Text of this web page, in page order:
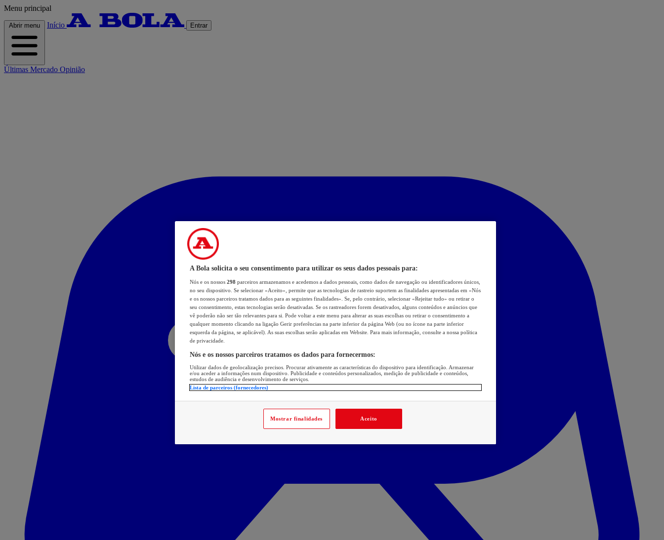
Menu principal
Abrir menu Início Entrar
Últimas Mercado Opinião
A Bola solicita o seu consentimento para utilizar os seus dados pessoais para:
Nós e os nossos 298 parceiros armazenamos e acedemos a dados pessoais, como dados de navegação ou identificadores únicos,
no seu dispositivo. Se selecionar «Aceito», permite que as tecnologias de rastreio suportem as finalidades apresentadas em «Nós
e os nossos parceiros tratamos dados para as seguintes finalidades». Se, pelo contrário, selecionar «Rejeitar tudo» ou retirar o
seu consentimento, estas tecnologias serão desativadas. Se os rastreadores forem desativados, alguns conteúdos e anúncios que
vê poderão não ser tão relevantes para si. Pode voltar a este menu para alterar as suas escolhas ou retirar o consentimento a
qualquer momento clicando na ligação Gerir preferências na parte inferior da página Web (ou no ícone na parte inferior
esquerda da página, se aplicável). As suas escolhas serão aplicadas em Website. Para mais informação, consulte a nossa política
de privacidade.
Nós e os nossos parceiros tratamos os dados para fornecermos:
Utilizar dados de geolocalização precisos. Procurar ativamente as características do dispositivo para identificação. Armazenar
e/ou aceder a informações num dispositivo. Publicidade e conteúdos personalizados, medição de publicidade e conteúdos,
estudos de audiência e desenvolvimento de serviços.
Lista de parceiros (fornecedores)
Mostrar finalidades Aceito